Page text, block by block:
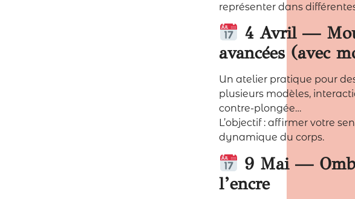
représenter dans
4 Avril —
avancées (avec
Un atelier pratique pour
plusieurs modèles,
contre-plongée…
L’objectif : affirmer votre
dynamique du corps.
9 Mai —
l’encre